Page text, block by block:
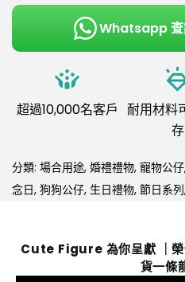
Whatsapp 查
超過10,000名客戶 耐用材料
存
分類: 場合用途, 婚禮禮物, 寵物公仔
念日, 狗狗公仔, 生日禮物, 節日系列
Cute Figure 為你呈獻 ｜榮
貨一條